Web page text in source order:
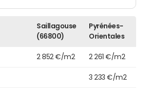
Saillagouse
(66800)
Pyrénées-
Orientales
2 852 €/m2 2 261 €/m2
3 233 €/m2